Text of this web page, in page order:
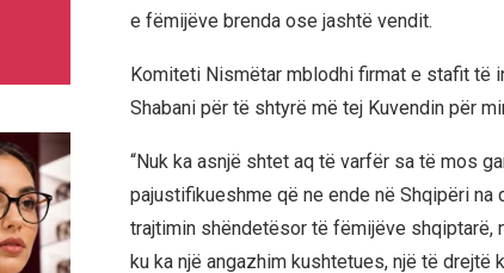
e fëmijëve brenda ose jashtë vendit.
Komiteti Nismëtar mblodhi firmat e stafit të
Shabani për të shtyrë më tej Kuvendin për
“Nuk ka asnjë shtet aq të varfër sa të mos
pajustifikueshme që ne ende në Shqipëri na
trajtimin shëndetësor të fëmijëve shqiptarë,
ku ka një angazhim kushtetues, një të